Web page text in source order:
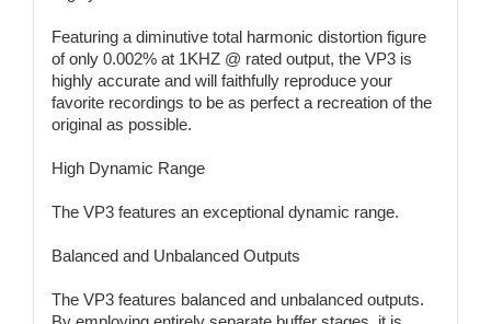
Featuring a diminutive total harmonic distortion figure
of only 0.002% at 1KHZ @ rated output, the VP3 is
highly accurate and will faithfully reproduce your
favorite recordings to be as perfect a recreation of the
original as possible.
High Dynamic Range
The VP3 features an exceptional dynamic range.
Balanced and Unbalanced Outputs
The VP3 features balanced and unbalanced outputs.